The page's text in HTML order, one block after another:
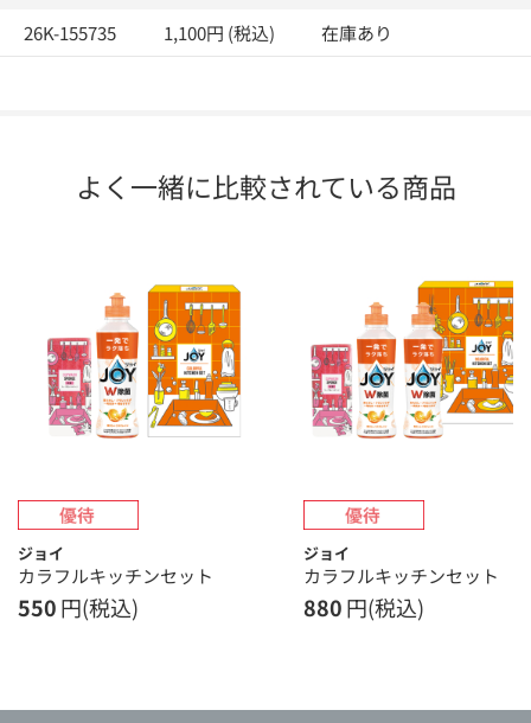
26K-155735 1,100円 (税込) 在庫あり
よく一緒に比較されている商品
ジョイ
カラフルキッチンセット
550円(税込)
ジョイ
カラフルキッチンセット
880円(税込)